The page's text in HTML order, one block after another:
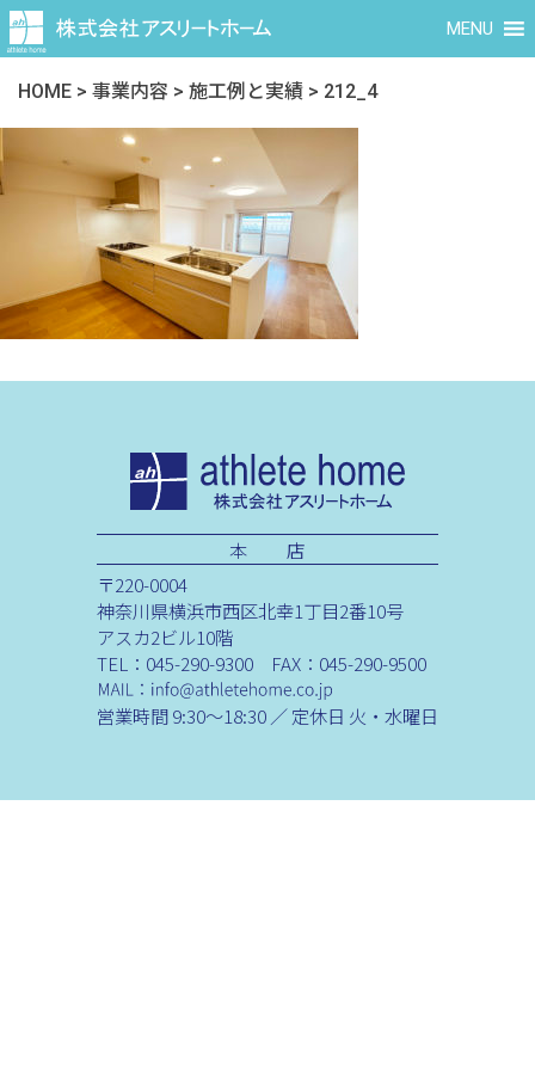
MENU
HOME > 事業内容 > 施工例と実績 > 212_4
本 店
〒220-0004
神奈川県横浜市西区北幸1丁目2番10号
アスカ2ビル10階
TEL：045-290-9300 FAX：045-290-9500
営業時間 9:30～18:30 ／ 定休日 火・水曜日